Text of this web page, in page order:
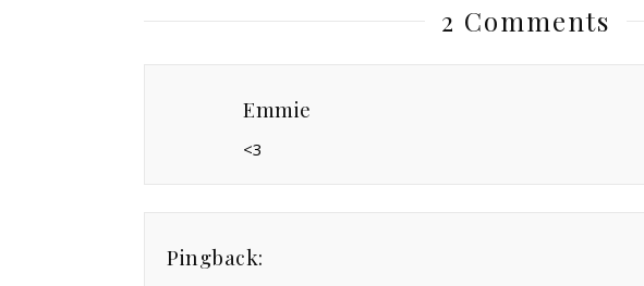
2 Comments
Emmie
<3
Pingback: